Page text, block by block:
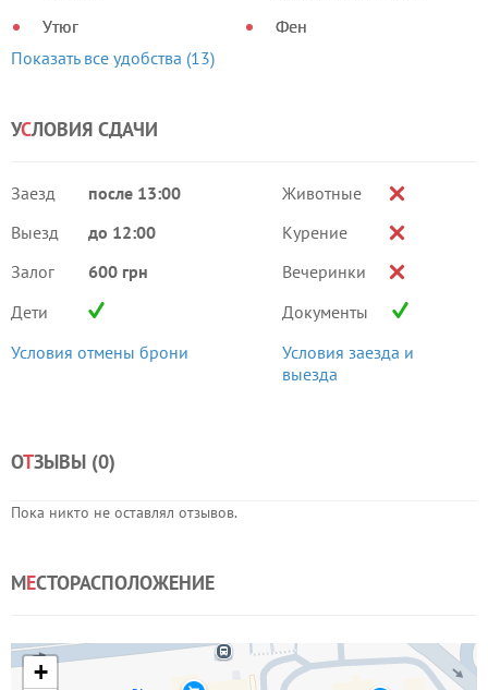
Утюг
Фен
Показать все удобства (13)
УСЛОВИЯ СДАЧИ
Заезд
после 13:00
Выезд
до 12:00
Залог
600 грн
Дети
Условия отмены брони
Животные
Курение
Вечеринки
Документы
Условия заезда и
выезда
ОТЗЫВЫ (0)
Пока никто не оставлял отзывов.
МЕСТОРАСПОЛОЖЕНИЕ
+